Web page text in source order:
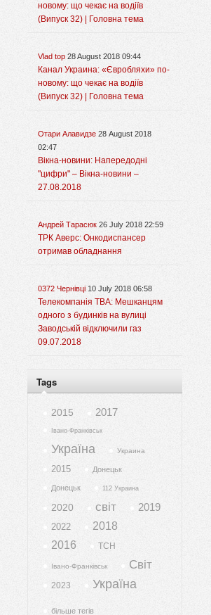
новому: що чекає на водіїв
(Випуск 32) | Головна тема
Vlad top 28 August 2018 09:44
Канал Украина: «Євробляхи» по-
новому: що чекає на водіїв
(Випуск 32) | Головна тема
Отари Алавидзе 28 August 2018
02:47
Вікна-новини: Напередодні
"цифри" – Вікна-новини –
27.08.2018
Андрей Тарасюк 26 July 2018 22:59
ТРК Аверс: Онкодиспансер
отримав обладнання
0372 Чернівці 10 July 2018 06:58
Телекомпанія ТВА: Мешканцям
одного з будинків на вулиці
Заводській відключили газ
09.07.2018
Tags
2015 2017
Івано-Франківськ
Україна Украина
2015 Донецьк
Донецьк 112 Украина
2020 світ 2019
2022
2018
2016
ТСН
Івано-Франківськ Світ
2023 Україна
більше тегів